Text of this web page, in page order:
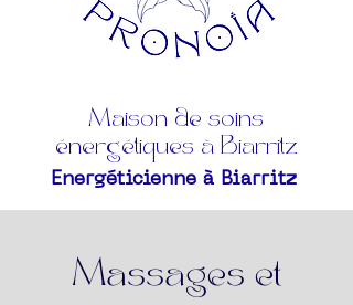
Maison de soins
énergétiques à Biarritz
Energéticienne à Biarritz
Massages et